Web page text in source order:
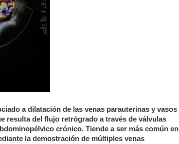
a dilatación de las venas parauterinas y vasos
resulta del flujo retrógrado a través de válvulas
crónico. Tiende a ser más común en
la demostración de múltiples venas